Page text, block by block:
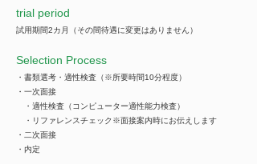
trial period
試用期間2カ月（その間待遇に変更はありません）
Selection Process
・書類選考・適性検査（※所要時間10分程度）
・一次面接
・適性検査（コンピューター適性能力検査）
・リファレンスチェック※面接案内時にお伝えします
・二次面接
・内定